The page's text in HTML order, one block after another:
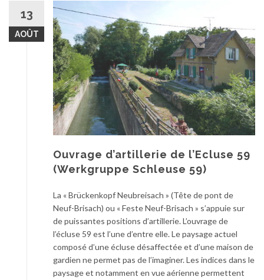
13
AOÛT
Ouvrage d’artillerie de l’Ecluse 59
(Werkgruppe Schleuse 59)
La « Brückenkopf Neubreisach » (Tête de pont de
Neuf-Brisach) ou « Feste Neuf-Brisach » s’appuie sur
de puissantes positions d’artillerie. L’ouvrage de
l’écluse 59 est l’une d’entre elle. Le paysage actuel
composé d’une écluse désaffectée et d’une maison de
gardien ne permet pas de l’imaginer. Les indices dans le
paysage et notamment en vue aérienne permettent